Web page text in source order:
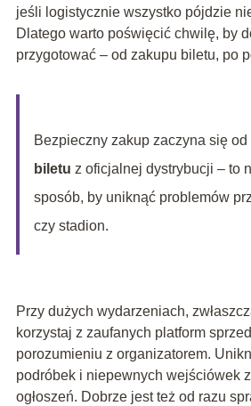
jeśli logistycznie wszystko pójdzie
Dlatego warto poświęcić chwilę, by
przygotować – od zakupu biletu, po
Bezpieczny zakup zaczyna się od
biletu z oficjalnej dystrybucji – to
sposób, by uniknąć problemów
czy stadion.
Przy dużych wydarzeniach,
korzystaj z zaufanych platform
porozumieniu z organizatorem.
podróbek i niepewnych wejściówek
ogłoszeń. Dobrze jest też od razu